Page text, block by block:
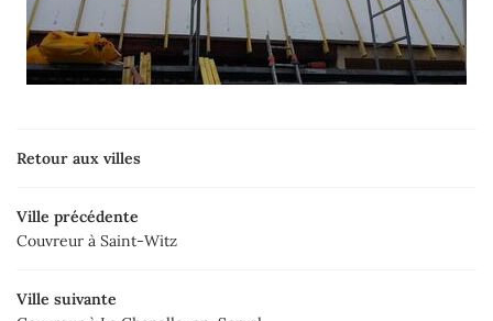
Retour aux villes
Ville précédente
Couvreur à Saint-Witz
Ville suivante